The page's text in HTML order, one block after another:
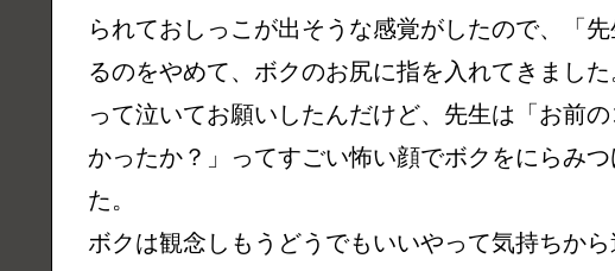
られておしっこが出そうな感覚がしたので、「
るのをやめて、ボクのお尻に指を入れてきまし
って泣いてお願いしたんだけど、先生は「お前
かったか？」ってすごい怖い顔でボクをにらみ
た。
ボクは観念しもうどうでもいいやって気持ちか